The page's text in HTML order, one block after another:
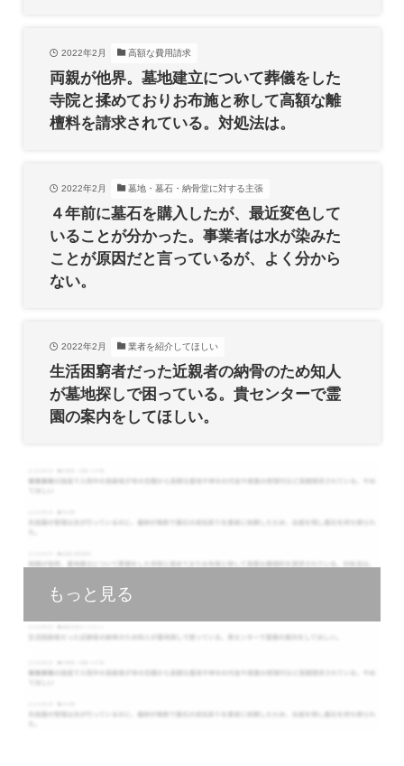
2022年2月 高額な費用請求
両親が他界。墓地建立について葬儀をした
寺院と揉めておりお布施と称して高額な離
檀料を請求されている。対処法は。
2022年2月 墓地・墓石・納骨堂に対する主張
４年前に墓石を購入したが、最近変色して
いることが分かった。事業者は水が染みた
ことが原因だと言っているが、よく分から
ない。
2022年2月 業者を紹介してほしい
生活困窮者だった近親者の納骨のため知人
が墓地探しで困っている。貴センターで霊
園の案内をしてほしい。
もっと見る